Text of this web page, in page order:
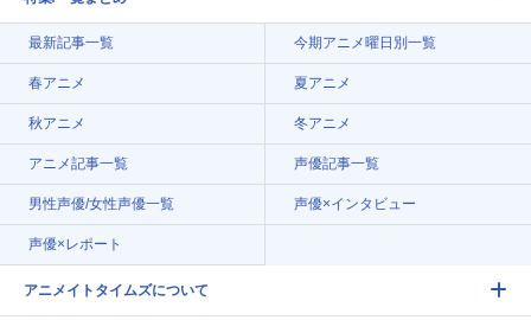
最新記事一覧 今期アニメ曜日別一覧
春アニメ 夏アニメ
秋アニメ 冬アニメ
アニメ記事一覧 声優記事一覧
男性声優/女性声優一覧 声優×インタビュー
声優×レポート
アニメイトタイムズについて